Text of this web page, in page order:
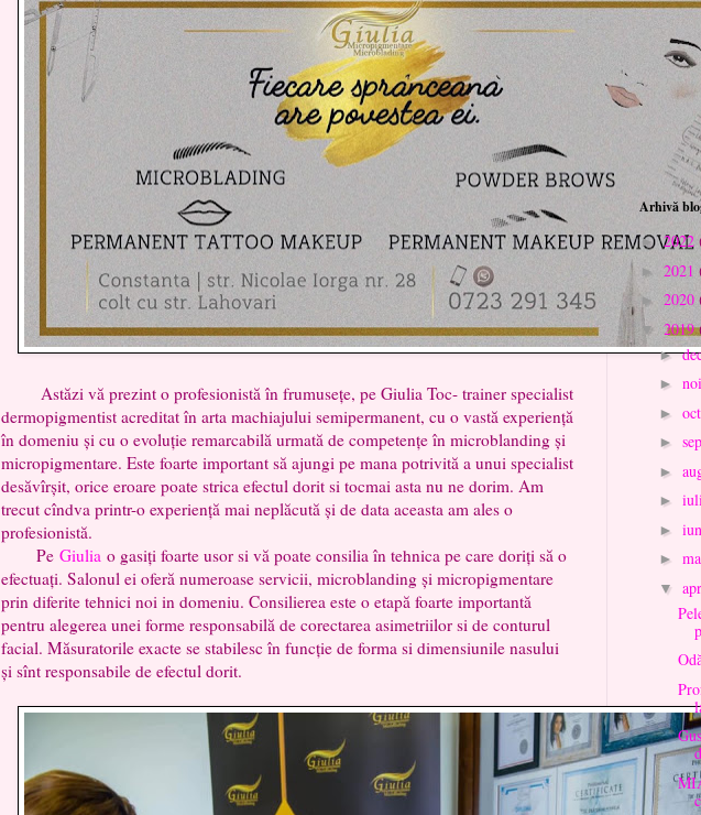
Astăzi vă prezint o profesionistă în frumusețe, pe Giulia Toc- trainer specialist
dermopigmentist acreditat în arta machiajului semipermanent, cu o vastă experiență
în domeniu și cu o evoluție remarcabilă urmată de competențe în microblanding și
micropigmentare. Este foarte important să ajungi pe mana potrivită a unui specialist
desăvîrșit, orice eroare poate strica efectul dorit si tocmai asta nu ne dorim. Am
trecut cîndva printr-o experiență mai neplăcută și de data aceasta am ales o
profesionistă.
Pe Giulia o gasiți foarte usor si vă poate consilia în tehnica pe care doriți să o
efectuați. Salonul ei oferă numeroase servicii, microblanding și micropigmentare
prin diferite tehnici noi in domeniu. Consilierea este o etapă foarte importantă
pentru alegerea unei forme responsabilă de corectarea asimetriilor si de conturul
facial. Măsuratorile exacte se stabilesc în funcție de forma si dimensiunile nasului
și sînt responsabile de efectul dorit.
Arhivă
►2022
► 2021
► 2020
▼ 2019
►
►
►
►
►
►
►
►
▼